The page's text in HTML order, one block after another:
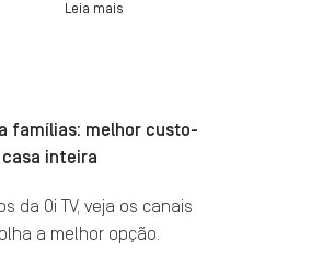
Leia mais
famílias: melhor custo-
inteira
da Oi TV, veja os canais
a melhor opção.